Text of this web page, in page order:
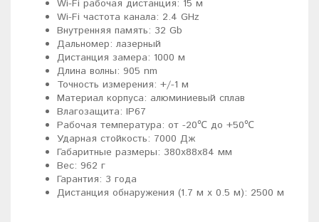
Wi-Fi рабочая дистанция: 15 м
Wi-Fi частота канала: 2.4 GHz
Внутренняя память: 32 Gb
Дальномер: лазерный
Дистанция замера: 1000 м
Длина волны: 905 nm
Точность измерения: +/-1 м
Материал корпуса: алюминиевый сплав
Влагозащита: IP67
Рабочая температура: от -20℃ до +50℃
Ударная стойкость: 7000 Дж
Габаритные размеры: 380x88x84 мм
Вес: 962 г
Гарантия: 3 года
Дистанция обнаружения (1.7 м x 0.5 м): 2500 м